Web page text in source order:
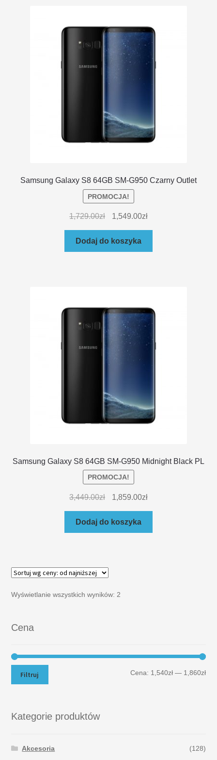
POLITYKA PRYWATNOŚCI
REGULAMIN SKLEPU
Samsung Galaxy S8 64GB SM-G950 Czarny Outlet
PROMOCJA!
1,729.00zł 1,549.00zł
Dodaj do koszyka
Samsung Galaxy S8 64GB SM-G950 Midnight Black PL
PROMOCJA!
3,449.00zł 1,859.00zł
Dodaj do koszyka
Wyświetlanie wszystkich wyników: 2
Cena
Filtruj Cena: 1,540zł — 1,860zł
Kategorie produktów
Akcesoria (128)